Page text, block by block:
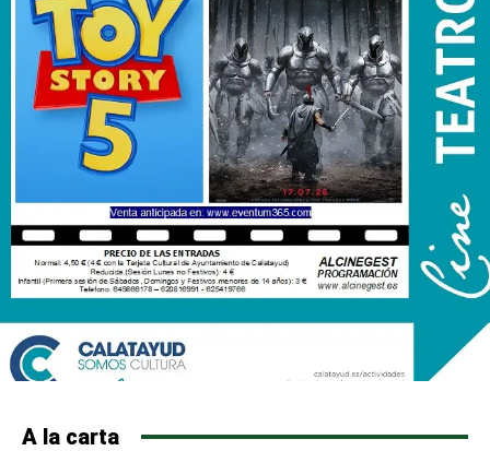
A la carta